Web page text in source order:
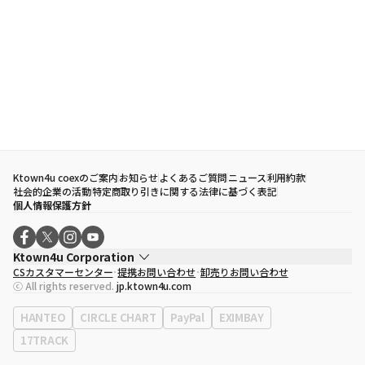
Ktown4u coexのご案内お知らせよくあるご質問ニュース利用約款
社会的企業の活動特定商取り引きに関する法律に基づく表記
個人情報保護方針
Ktown4u Corporation
代表取締役
ソン・ヒョミン
事業者登録番号120-87-71116
eContext
0120-23-7523
事務所住所
ソウル特別市江南区永東大路513、3階(三成洞、coex)
CSカスタマーセンター 提携お問い合わせ 卸売りお問い合わせ
ⓒ All rights reserved. jp.ktown4u.com
HANTEO CIRCLE CHART PayPal
EXIMBAY
17TRACK